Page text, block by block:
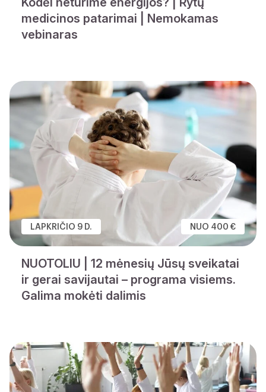
medicinos patarimai | Nemokamas
vebinaras
LAPKRIČIO 9 D. NUO 400 €
NUOTOLIU | 12 mėnesių Jūsų sveikatai
ir gerai savijautai – programa visiems.
Galima mokėti dalimis